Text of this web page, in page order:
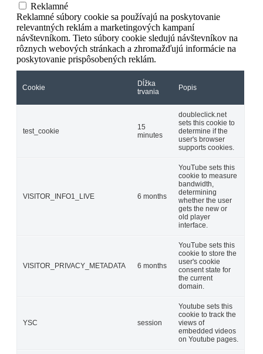
Reklamné
Reklamné súbory cookie sa používajú na poskytovanie
relevantných reklám a marketingových kampaní
návštevníkom. Tieto súbory cookie sledujú návštevníkov na
rôznych webových stránkach a zhromažďujú informácie na
poskytovanie prispôsobených reklám.
Cookie
Dĺžka
trvania
Popis
test_cookie
15
minutes
doubleclick.net
sets this cookie to
determine if the
user's browser
supports cookies.
VISITOR_INFO1_LIVE 6 months
YouTube sets this
cookie to measure
bandwidth,
determining
whether the user
gets the new or
old player
interface.
VISITOR_PRIVACY_METADATA 6 months
YouTube sets this
cookie to store the
user's cookie
consent state for
the current
domain.
YSC session
Youtube sets this
cookie to track the
views of
embedded videos
on Youtube pages.